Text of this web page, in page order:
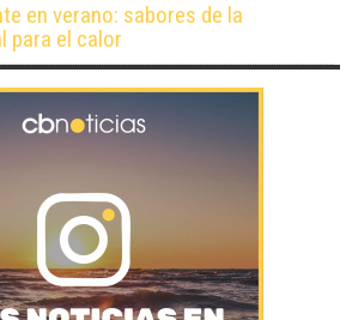
en verano: sabores de la
para el calor